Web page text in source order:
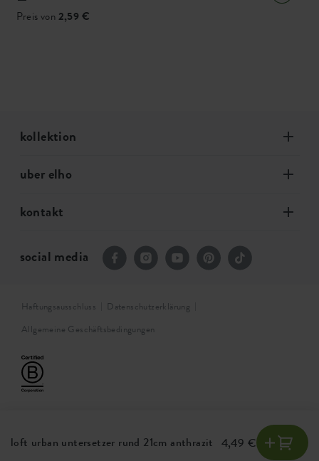
Preis von 2,59 €
loft urban untersetzer rund 21cm anthrazit 4,49 €
kollektion
uber elho
kontakt
social media
Haftungsausschluss
Datenschutzerklärung
Allgemeine Geschäftsbedingungen